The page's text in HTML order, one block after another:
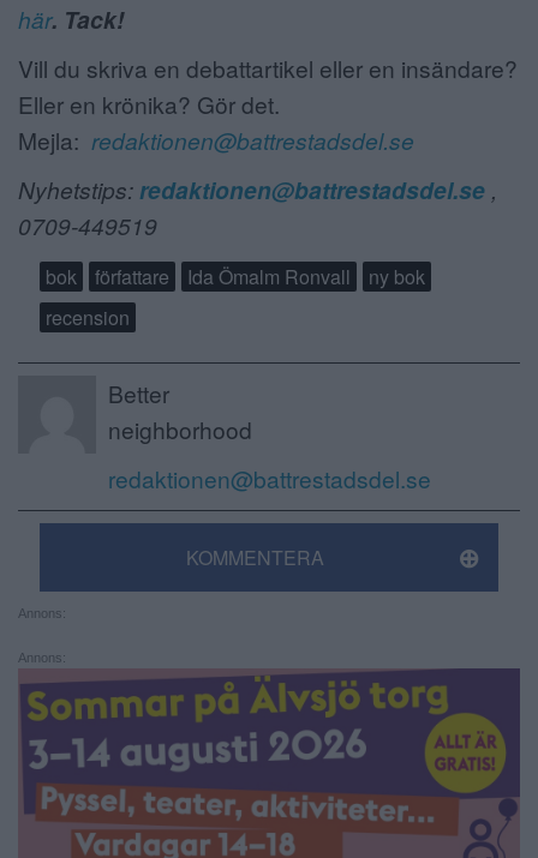
här. Tack!
Vill du skriva en debattartikel eller en insändare?
Eller en krönika? Gör det.
Mejla: redaktionen@battrestadsdel.se
Nyhetstips:redaktionen@battrestadsdel.se ,
0709-449519
bok författare Ida Ömalm Ronvall
ny bok
recension
Better
neighborhood
redaktionen@battrestadsdel.se
KOMMENTERA
Annons:
Annons: